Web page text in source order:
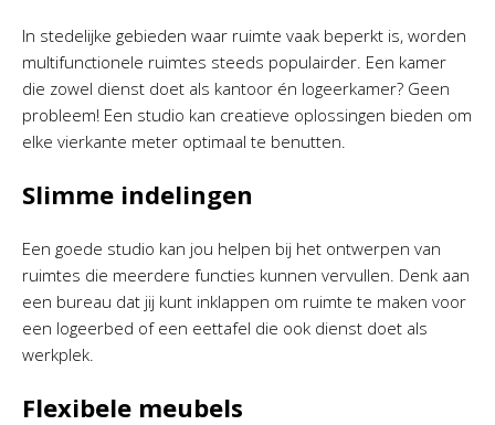
In stedelijke gebieden waar ruimte vaak beperkt is, worden
multifunctionele ruimtes steeds populairder. Een kamer
die zowel dienst doet als kantoor én logeerkamer? Geen
probleem! Een studio kan creatieve oplossingen bieden om
elke vierkante meter optimaal te benutten.
Slimme indelingen
Een goede studio kan jou helpen bij het ontwerpen van
ruimtes die meerdere functies kunnen vervullen. Denk aan
een bureau dat jij kunt inklappen om ruimte te maken voor
een logeerbed of een eettafel die ook dienst doet als
werkplek.
Flexibele meubels